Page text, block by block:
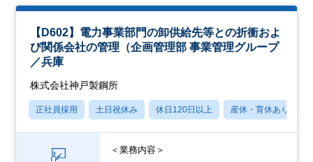
【D602】電力事業部門の卸供給先等との折衝およ
び関係会社の管理（企画管理部 事業管理グループ
／兵庫
株式会社神戸製鋼所
正社員採用 土日祝休み 休日120日以上 産休・育休あり
＜業務内容＞